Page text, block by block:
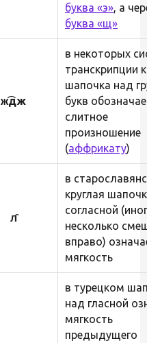
буква «э», а
буква «щ»
ж͡дж
в некоторых
транскрипции
шапочка над
букв
слитное
произношение
(аффрикату)
л̑
в
круглая
согласной
несколько
вправо)
мягкость
в турецком
над гласной
мягкость
предыдущего